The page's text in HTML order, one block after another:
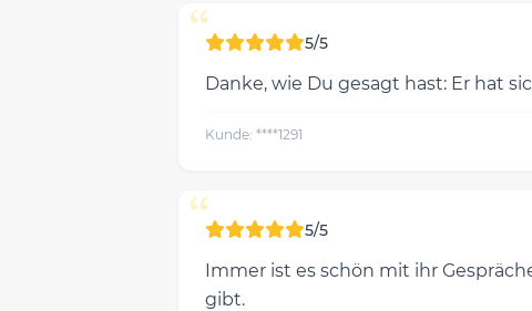
“ 5/5
Danke, wie Du gesagt hast: Er hat
Kunde: ****1291
“ 5/5
Immer ist es schön mit ihr
gibt.